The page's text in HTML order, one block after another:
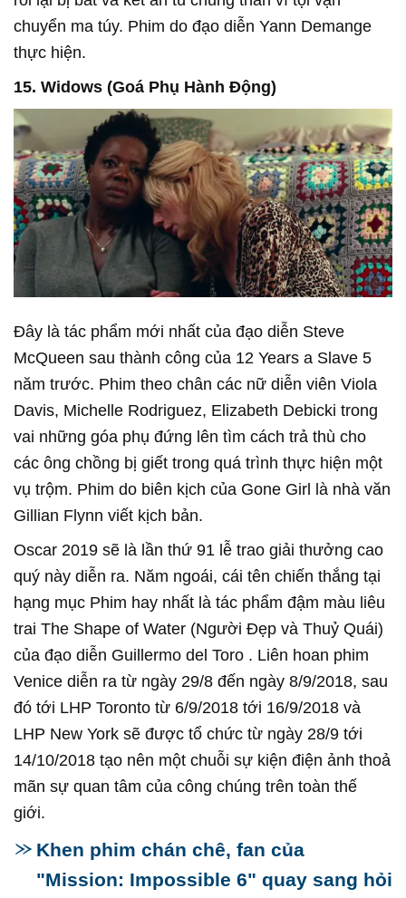
chuyển ma túy. Phim do đạo diễn Yann Demange
thực hiện.
15. Widows (Goá Phụ Hành Động)
Đây là tác phẩm mới nhất của đạo diễn Steve
McQueen sau thành công của 12 Years a Slave 5
năm trước. Phim theo chân các nữ diễn viên Viola
Davis, Michelle Rodriguez, Elizabeth Debicki trong
vai những góa phụ đứng lên tìm cách trả thù cho
các ông chồng bị giết trong quá trình thực hiện một
vụ trộm. Phim do biên kịch của Gone Girl là nhà văn
Gillian Flynn viết kịch bản.
Oscar 2019 sẽ là lần thứ 91 lễ trao giải thưởng cao
quý này diễn ra. Năm ngoái, cái tên chiến thắng tại
hạng mục Phim hay nhất là tác phẩm đậm màu liêu
trai The Shape of Water (Người Đẹp và Thuỷ Quái)
của đạo diễn Guillermo del Toro . Liên hoan phim
Venice diễn ra từ ngày 29/8 đến ngày 8/9/2018, sau
đó tới LHP Toronto từ 6/9/2018 tới 16/9/2018 và
LHP New York sẽ được tổ chức từ ngày 28/9 tới
14/10/2018 tạo nên một chuỗi sự kiện điện ảnh thoả
mãn sự quan tâm của công chúng trên toàn thế
giới.
Khen phim chán chê, fan của
"Mission: Impossible 6" quay sang hỏi